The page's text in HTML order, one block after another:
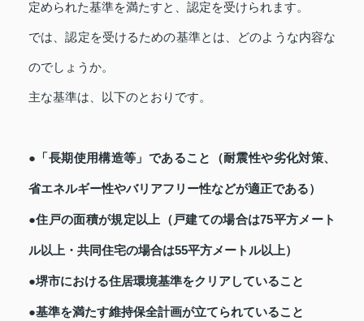
定められた基準を満たすと、認定を受けられます。
では、認定を受けるための基準とは、どのような内容な
のでしょうか。
主な基準は、以下のとおりです。
●「長期使用構造等」であること（耐震性や劣化対策、
省エネルギー性やバリアフリー性などが適正である）
●住戸の面積が規定以上（戸建ての場合は75平方メート
ル以上・共同住宅の場合は55平方メートル以上）
●堺市における住居環境基準をクリアしていること
●基準を満たす維持保全計画が立てられていること